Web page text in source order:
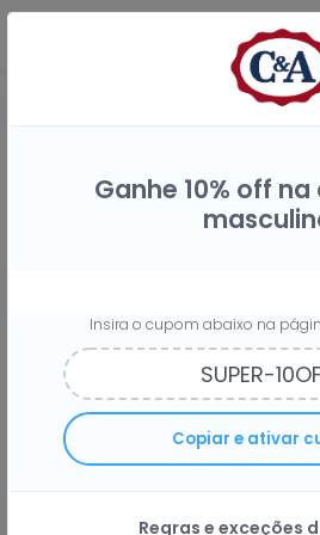
Compre na C&A e
seu dinheiro
Ganhe 10% off
Insira o cupom abaixo na
Copiar e ativar
Regras e exceções